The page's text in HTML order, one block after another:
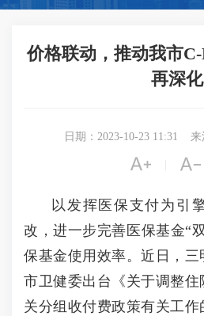
价格联动，推动我市
再深化
日期：2023-10-23 11:31
 
以发挥医保支付为引
改，进一步完善医保基金“
保基金使用效率。近日，三
市卫健委出台《关于调整住
关分组收付费政策有关工